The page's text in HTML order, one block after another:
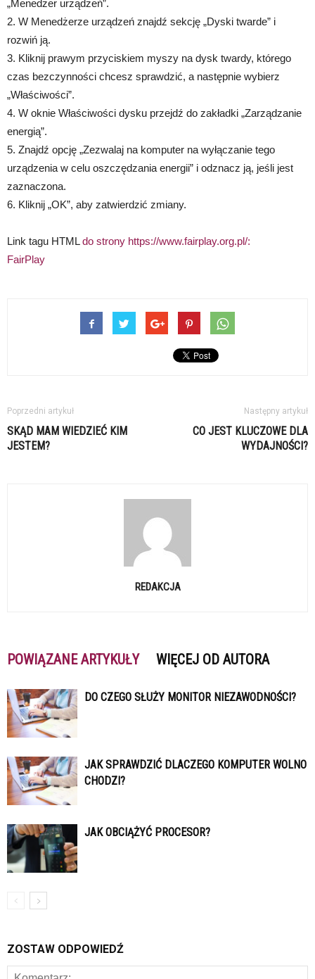
„Menedżer urządzeń”.
2. W Menedżerze urządzeń znajdź sekcję „Dyski twarde” i
rozwiń ją.
3. Kliknij prawym przyciskiem myszy na dysk twardy, którego
czas bezczynności chcesz sprawdzić, a następnie wybierz
„Właściwości”.
4. W oknie Właściwości dysku przejdź do zakładki „Zarządzanie
energią”.
5. Znajdź opcję „Zezwalaj na komputer na wyłączanie tego
urządzenia w celu oszczędzania energii” i odznacz ją, jeśli jest
zaznaczona.
6. Kliknij „OK”, aby zatwierdzić zmiany.
Link tagu HTMLdo strony https://www.fairplay.org.pl/:
FairPlay
Poprzedni artykuł
SKĄD MAM WIEDZIEĆ KIM
JESTEM?
Następny artykuł
CO JEST KLUCZOWE DLA
WYDAJNOŚCI?
REDAKCJA
POWIĄZANE ARTYKUŁY WIĘCEJ OD AUTORA
DO CZEGO SŁUŻY MONITOR NIEZAWODNOŚCI?
JAK SPRAWDZIĆ DLACZEGO KOMPUTER WOLNO
CHODZI?
JAK OBCIĄŻYĆ PROCESOR?
ZOSTAW ODPOWIEDŹ